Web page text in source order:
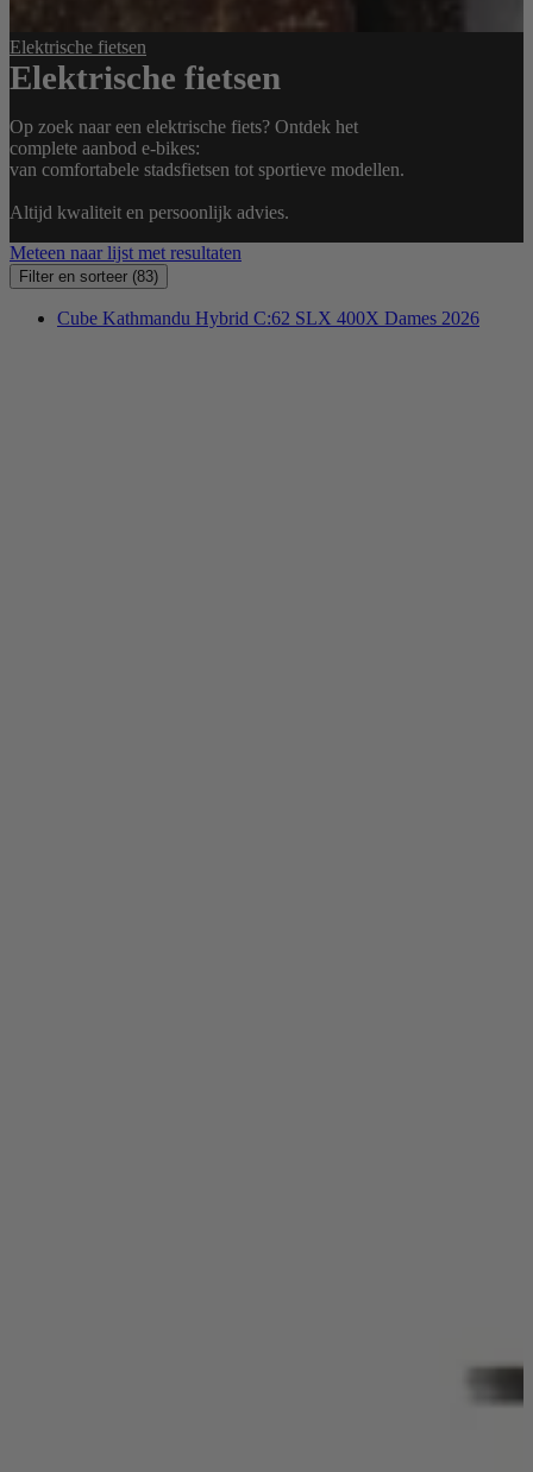
Elektrische fietsen
Elektrische fietsen
Op zoek naar een elektrische fiets? Ontdek het
complete aanbod e-bikes:
van comfortabele stadsfietsen tot sportieve modellen.
Altijd kwaliteit en persoonlijk advies.
Meteen naar lijst met resultaten
Filter en sorteer (83)
Cube Kathmandu Hybrid C:62 SLX 400X Dames 2026